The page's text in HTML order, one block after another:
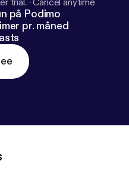
trial. ·Cancel anytime
på Podimo
pr. måned